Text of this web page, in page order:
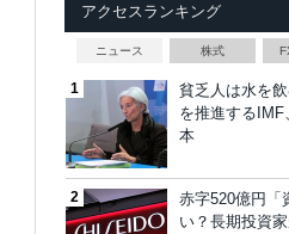
アクセスランキング
ニュース 株式
貧乏人は水を
を推進するIMF
本
赤字520億円「
い？長期投資